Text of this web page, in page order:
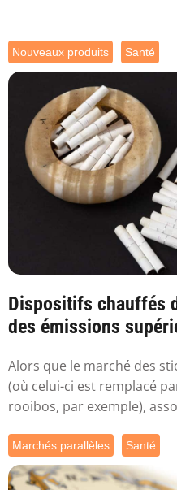
Nouveaux produits Santé
Dispositifs chauffés
des émissions
Alors que le marché des
(où celui-ci est remplacé
rooibos, par exemple),
Marchés parallèles Santé